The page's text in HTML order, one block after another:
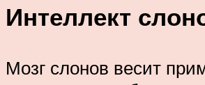
Интеллект
Мозг слонов весит